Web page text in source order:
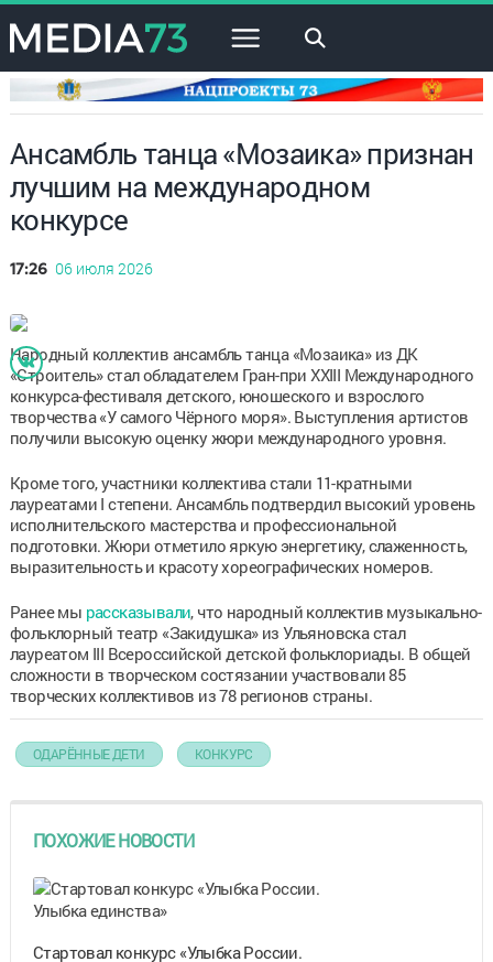
×
Ансамбль танца «Мозаика» признан
лучшим на международном
конкурсе
17:26 06 июля 2026
Народный коллектив ансамбль танца «Мозаика» из ДК
«Строитель» стал обладателем Гран-при XXIII Международного
конкурса-фестиваля детского, юношеского и взрослого
творчества «У самого Чёрного моря». Выступления артистов
получили высокую оценку жюри международного уровня.
Кроме того, участники коллектива стали 11-кратными
лауреатами I степени. Ансамбль подтвердил высокий уровень
исполнительского мастерства и профессиональной
подготовки. Жюри отметило яркую энергетику, слаженность,
выразительность и красоту хореографических номеров.
Ранее мы рассказывали, что народный коллектив музыкально-
фольклорный театр «Закидушка» из Ульяновска стал
лауреатом III Всероссийской детской фольклориады. В общей
сложности в творческом состязании участвовали 85
творческих коллективов из 78 регионов страны.
ОДАРЁННЫЕ ДЕТИ КОНКУРС
ПОХОЖИЕ НОВОСТИ
Стартовал конкурс «Улыбка России.